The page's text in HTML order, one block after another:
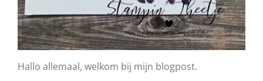
Hallo allemaal, welkom bij mijn blogpost.